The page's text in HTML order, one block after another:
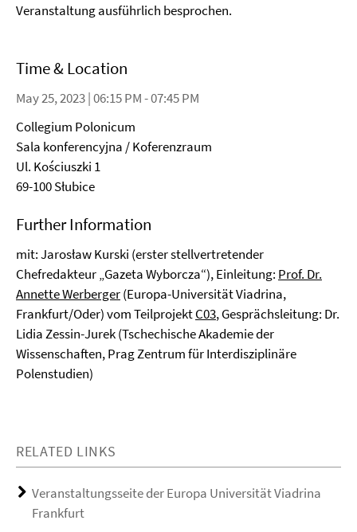
Veranstaltung ausführlich besprochen.
Time & Location
May 25, 2023 | 06:15 PM - 07:45 PM
Collegium Polonicum
Sala konferencyjna / Koferenzraum
Ul. Kościuszki 1
69-100 Słubice
Further Information
mit: Jarosław Kurski (erster stellvertretender
Chefredakteur „Gazeta Wyborcza“), Einleitung: Prof. Dr.
Annette Werberger(Europa-Universität Viadrina,
Frankfurt/Oder) vom TeilprojektC03, Gesprächsleitung: Dr.
Lidia Zessin-Jurek (Tschechische Akademie der
Wissenschaften, Prag Zentrum für Interdisziplinäre
Polenstudien)
RELATED LINKS
Veranstaltungsseite der Europa Universität Viadrina
Frankfurt